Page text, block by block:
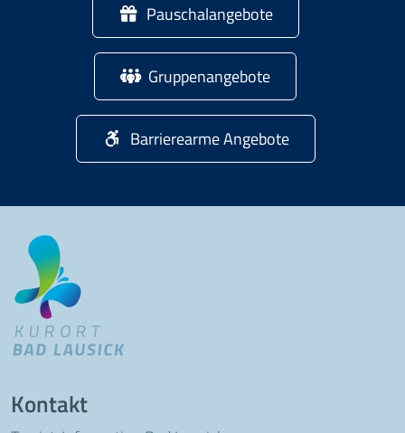
Pauschalangebote
Gruppenangebote
Barrierearme Angebote
Kontakt